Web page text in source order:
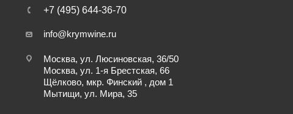
+7 (495) 644-36-70
info@krymwine.ru
Москва, ул. Люсиновская, 36/50
Москва, ул. 1-я Брестская, 66
Щёлково, мкр. Финский , дом 1
Мытищи, ул. Мира, 35